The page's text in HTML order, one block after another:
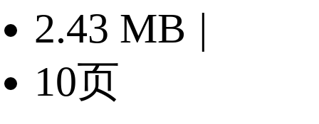
2.43 MB |
10页